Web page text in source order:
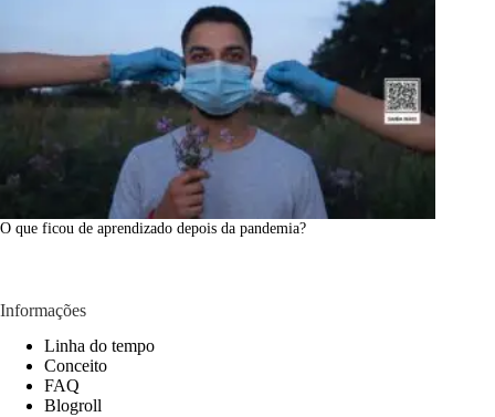
O que ficou de aprendizado depois da pandemia?
Informações
Linha do tempo
Conceito
FAQ
Blogroll